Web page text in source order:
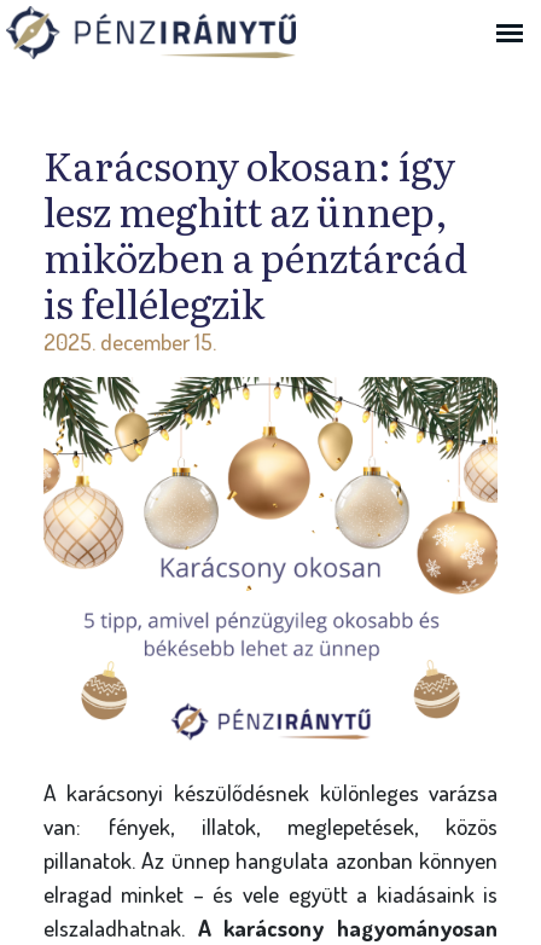
Ugrás a navigációhoz
Karácsony okosan: így
lesz meghitt az ünnep,
miközben a pénztárcád
is fellélegzik
2025. december 15.
A karácsonyi készülődésnek különleges varázsa
van: fények, illatok, meglepetések, közös
pillanatok. Az ünnep hangulata azonban könnyen
elragad minket – és vele együtt a kiadásaink is
elszaladhatnak. A karácsony hagyományosan